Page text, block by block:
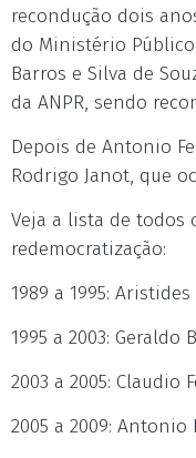
recondução dois
do Ministério
Barros e Silva de
da ANPR, sendo
Depois de Antonio
Rodrigo Janot, que
Veja a lista de todos
redemocratização:
1989 a 1995:
1995 a 2003: Geraldo
2003 a 2005: Claudio
2005 a 2009: